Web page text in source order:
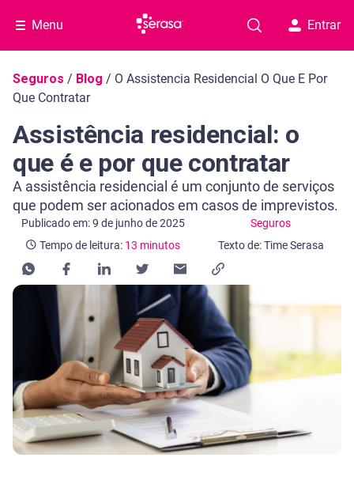
Menu Entrar
Navegação do blog
Seguros / Blog / O Assistencia Residencial O Que E Por
Que Contratar
Assistência residencial: o
que é e por que contratar
A assistência residencial é um conjunto de serviços
que podem ser acionados em casos de imprevistos.
Publicado em: 9 de junho de 2025 Seguros
Categoria Seguros
Tempo de leitura: 13 minutos
Tempo de leitura: 13 minutos
Texto de: Time Serasa